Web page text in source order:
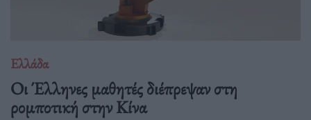
Ελλάδα
Οι Έλληνες μαθητές διέπρεψαν στη
ρομποτική στην Κίνα